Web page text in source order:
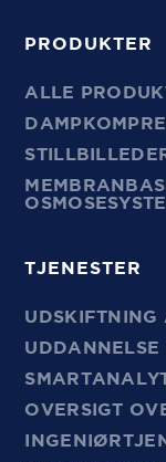
PRODUKTER
ALLE
TJENESTER
OVERSIGT